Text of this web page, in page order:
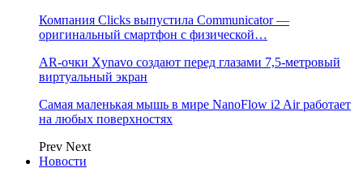
Компания Clicks выпустила Communicator —
оригинальный смартфон с физической…
AR-очки Xynavo создают перед глазами 7,5-метровый
виртуальный экран
Самая маленькая мышь в мире NanoFlow i2 Air работает
на любых поверхностях
Prev Next
Новости